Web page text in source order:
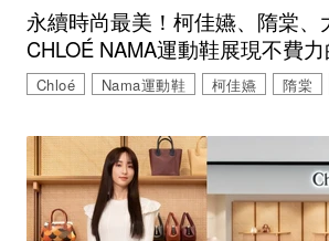
永續時尚最美！柯佳嬿、隋棠、
CHLOÉ NAMA運動鞋展現不費
Chloé Nama運動鞋 柯佳嬿 隋棠